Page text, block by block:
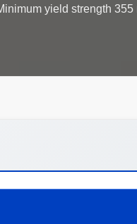
yield strength 355